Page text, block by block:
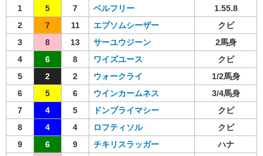
1 5 7 ベルフリー
1.55.8
2
7 11 エプソムシーザー
クビ
3
8 13 サーユウジーン
2馬身
4
6 8 ワイズユース
クビ
5
2 2 ウォークライ
1/2馬身
6
5 6 ウインカームネス
3/4馬身
7
4 5 ドンプライマシー
クビ
8
4 4 ロフティソル
クビ
9
6 9 チキリスラッガー
ハナ